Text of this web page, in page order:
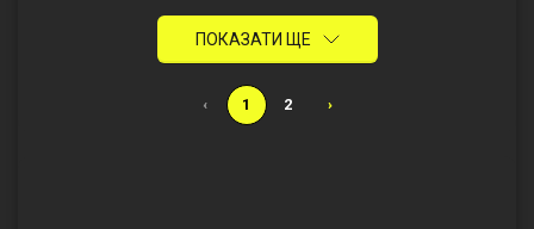
ПОКАЗАТИ ЩЕ
‹ 1 2 ›